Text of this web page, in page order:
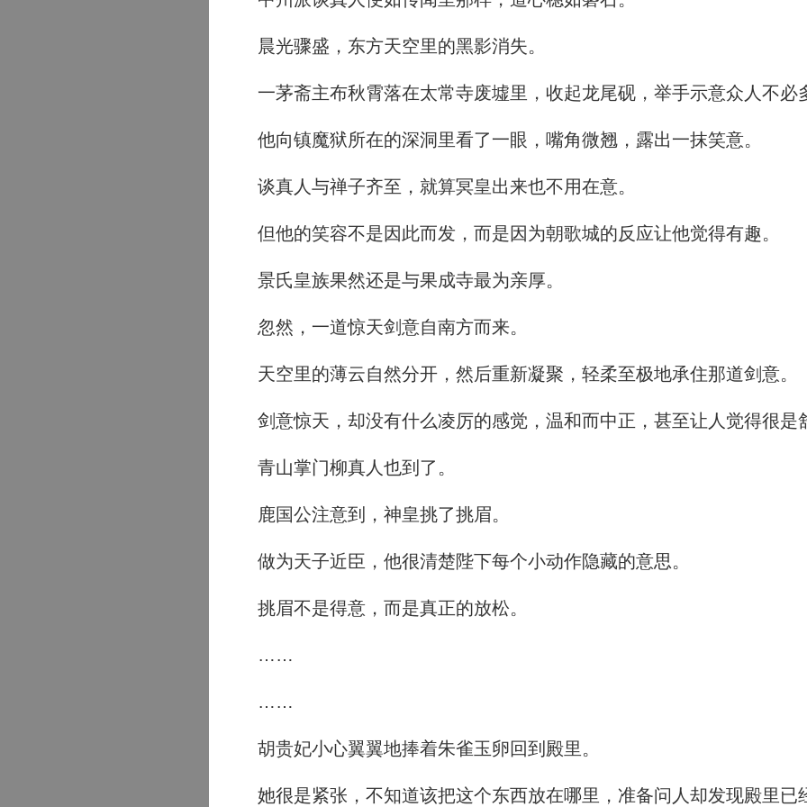
晨光骤盛，东方天空里的黑影消失。
一茅斋主布秋霄落在太常寺废墟里，收起龙尾砚，举手示意众人不必
他向镇魔狱所在的深洞里看了一眼，嘴角微翘，露出一抹笑意。
谈真人与禅子齐至，就算冥皇出来也不用在意。
但他的笑容不是因此而发，而是因为朝歌城的反应让他觉得有趣。
景氏皇族果然还是与果成寺最为亲厚。
忽然，一道惊天剑意自南方而来。
天空里的薄云自然分开，然后重新凝聚，轻柔至极地承住那道剑意。
剑意惊天，却没有什么凌厉的感觉，温和而中正，甚至让人觉得很是
青山掌门柳真人也到了。
鹿国公注意到，神皇挑了挑眉。
做为天子近臣，他很清楚陛下每个小动作隐藏的意思。
挑眉不是得意，而是真正的放松。
……
……
胡贵妃小心翼翼地捧着朱雀玉卵回到殿里。
她很是紧张，不知道该把这个东西放在哪里，准备问人却发现殿里已